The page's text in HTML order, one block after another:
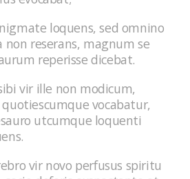
loquens, sed omnino
non reserans, magnum se
reperisse dicebat.
vir ille non modicum,
vocabatur,
utcumque loquenti
vir novo perfusus spiritu